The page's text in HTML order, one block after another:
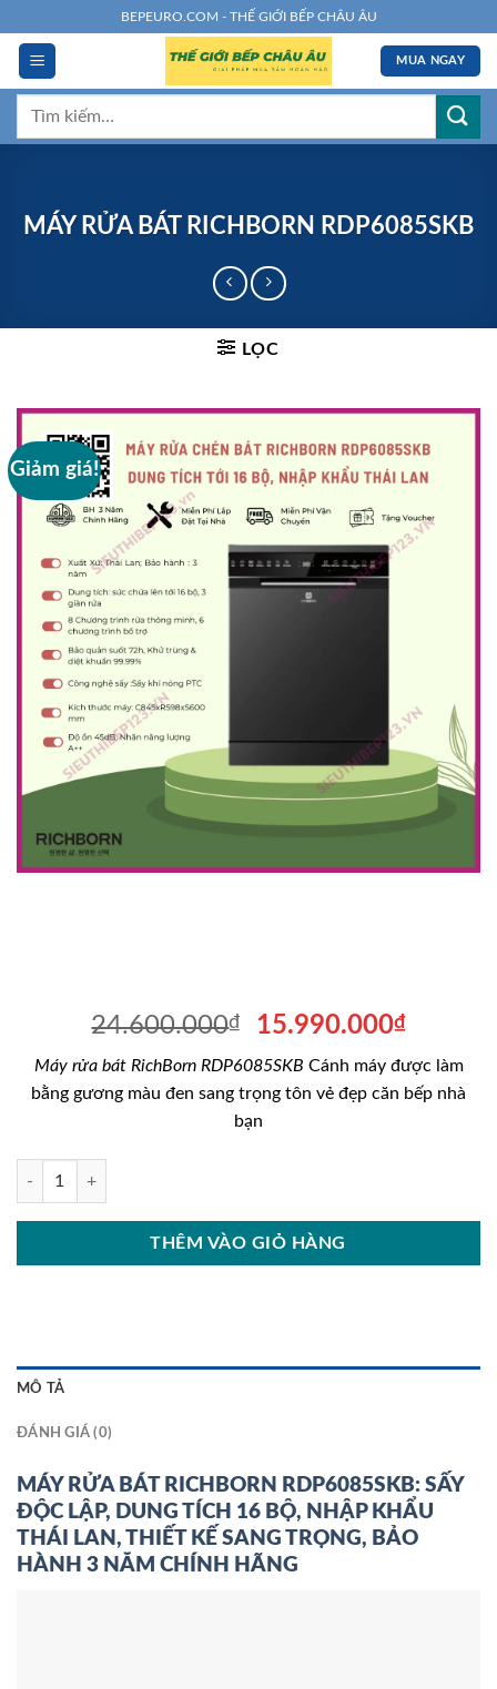
đến
dung
BEPEURO.COM - THẾ GIỚI BẾP CHÂU ÂU
MUA NGAY
Tìm
MÁY RỬA BÁT RICHBORN RDP6085SKB
LỌC
Giảm giá!
24.600.000₫
Giá
là:
24.600.000₫.
15.990.000₫Giá
tại
là:
Máy rửa bát RichBorn RDP6085SKB Cánh máy được làm
bằng gương màu đen sang trọng tôn vẻ đẹp căn bếp nhà
bạn
MÁY RỬA BÁT RICHBORN RDP6085SKB số lượng
THÊM VÀO GIỎ HÀNG
MÔ TẢ
ĐÁNH GIÁ (0)
MÁY RỬA BÁT RICHBORN RDP6085SKB: SẤY
ĐỘC LẬP, DUNG TÍCH 16 BỘ, NHẬP KHẨU
THÁI LAN, THIẾT KẾ SANG TRỌNG, BẢO
HÀNH 3 NĂM CHÍNH HÃNG